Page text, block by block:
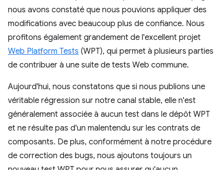
nous avons constaté que nous pouvions appliquer des
modifications avec beaucoup plus de confiance. Nous
profitons également grandement de l'excellent projet
Web Platform Tests (WPT), qui permet à plusieurs parties
de contribuer à une suite de tests Web commune.
Aujourd'hui, nous constatons que si nous publions une
véritable régression sur notre canal stable, elle n'est
généralement associée à aucun test dans le dépôt WPT
et ne résulte pas d'un malentendu sur les contrats de
composants. De plus, conformément à notre procédure
de correction des bugs, nous ajoutons toujours un